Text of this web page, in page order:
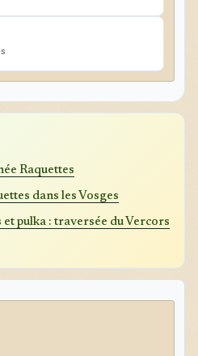
Raquettes
dans les Vosges
pulka : traversée du Vercors